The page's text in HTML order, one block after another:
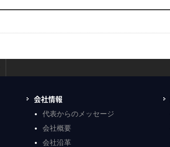
会社情報
代表からのメッセージ
会社概要
会社沿革